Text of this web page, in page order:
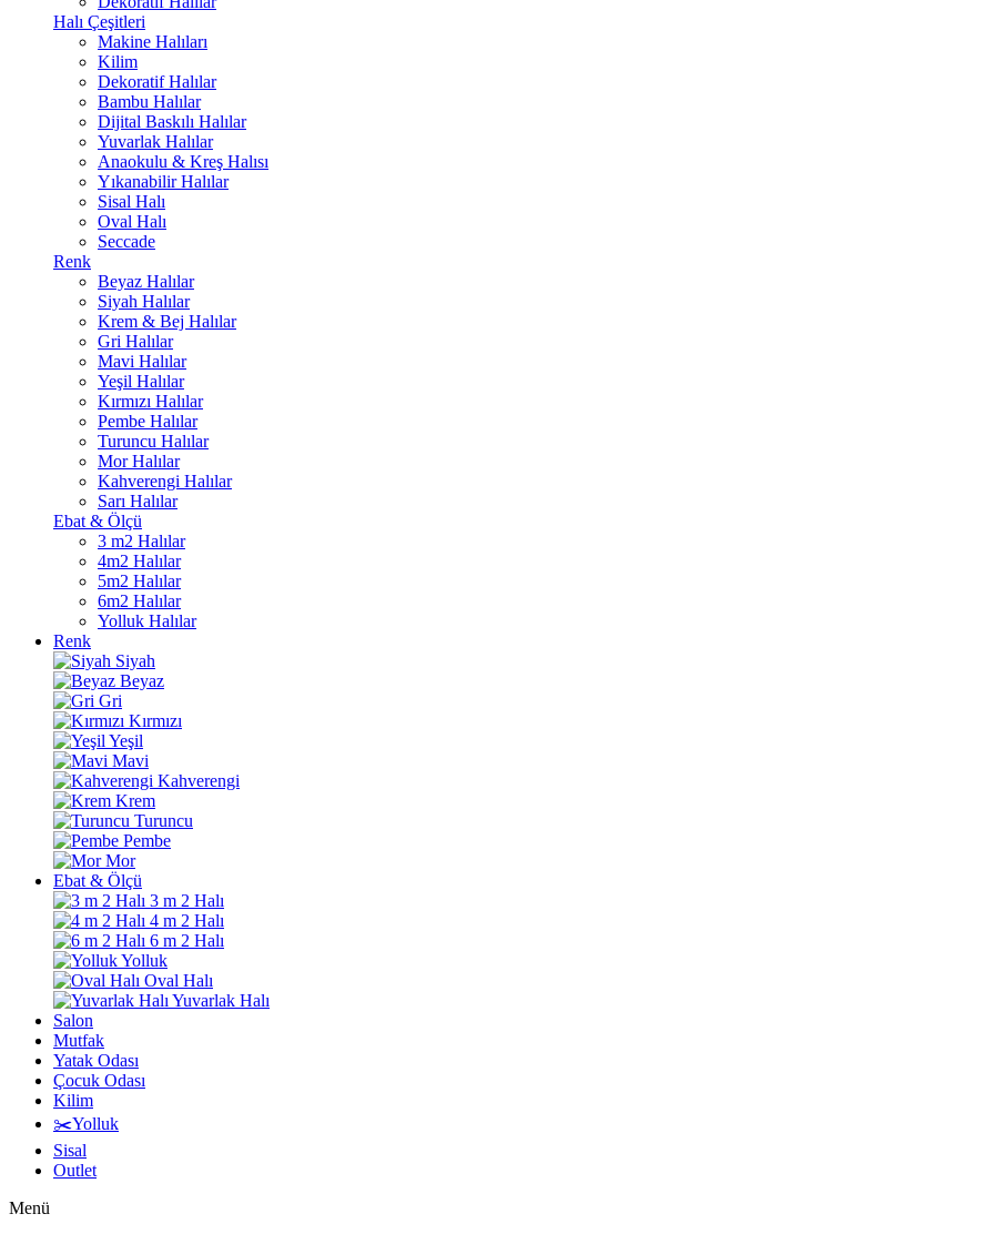
Halı Çeşitleri
Makine Halıları
Kilim
Dekoratif Halılar
Bambu Halılar
Dijital Baskılı Halılar
Yuvarlak Halılar
Anaokulu & Kreş Halısı
Yıkanabilir Halılar
Sisal Halı
Oval Halı
Seccade
Renk
Beyaz Halılar
Siyah Halılar
Krem & Bej Halılar
Gri Halılar
Mavi Halılar
Yeşil Halılar
Kırmızı Halılar
Pembe Halılar
Turuncu Halılar
Mor Halılar
Kahverengi Halılar
Sarı Halılar
Ebat & Ölçü
3 m2 Halılar
4m2 Halılar
5m2 Halılar
6m2 Halılar
Yolluk Halılar
Renk
Siyah
Beyaz
Gri
Kırmızı
Yeşil
Mavi
Kahverengi
Krem
Turuncu
Pembe
Mor
Ebat & Ölçü
3 m 2 Halı
4 m 2 Halı
6 m 2 Halı
Yolluk
Oval Halı
Yuvarlak Halı
Salon
Mutfak
Yatak Odası
Çocuk Odası
Kilim
✂️Yolluk
Sisal
Outlet
Menü